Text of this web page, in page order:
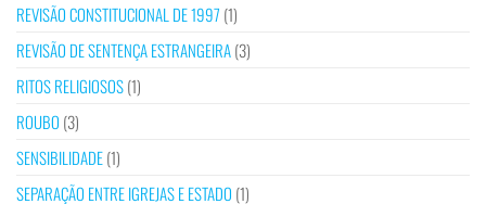
REVISÃO CONSTITUCIONAL DE 1997 (1)
REVISÃO DE SENTENÇA ESTRANGEIRA(3)
RITOS RELIGIOSOS(1)
ROUBO (3)
SENSIBILIDADE(1)
SEPARAÇÃO ENTRE IGREJAS E ESTADO (1)